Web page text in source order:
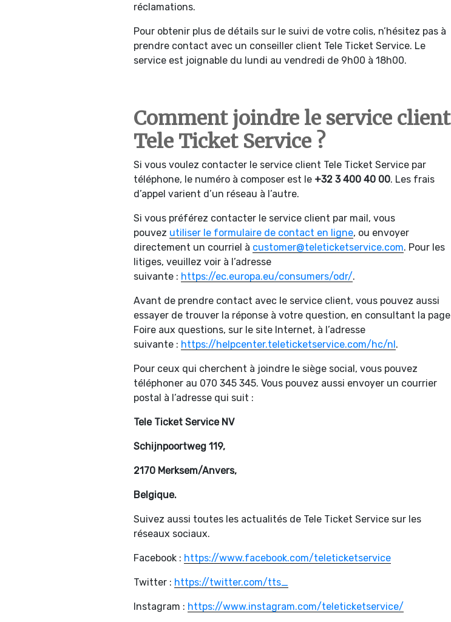
réclamations.
Pour obtenir plus de détails sur le suivi de votre colis, n’hésitez pas à
prendre contact avec un conseiller client Tele Ticket Service. Le
service est joignable du lundi au vendredi de 9h00 à 18h00.
Comment joindre le service client
Tele Ticket Service ?
Si vous voulez contacter le service client Tele Ticket Service par
téléphone, le numéro à composer est le +32 3 400 40 00. Les frais
d’appel varient d’un réseau à l’autre.
Si vous préférez contacter le service client par mail, vous
pouvez utiliser le formulaire de contact en ligne, ou envoyer
directement un courriel à customer@teleticketservice.com. Pour les
litiges, veuillez voir à l’adresse
suivante : https://ec.europa.eu/consumers/odr/.
Avant de prendre contact avec le service client, vous pouvez aussi
essayer de trouver la réponse à votre question, en consultant la page
Foire aux questions, sur le site Internet, à l’adresse
suivante : https://helpcenter.teleticketservice.com/hc/nl .
Pour ceux qui cherchent à joindre le siège social, vous pouvez
téléphoner au 070 345 345. Vous pouvez aussi envoyer un courrier
postal à l’adresse qui suit :
Tele Ticket Service NV
Schijnpoortweg 119,
2170 Merksem/Anvers,
Belgique.
Suivez aussi toutes les actualités de Tele Ticket Service sur les
réseaux sociaux.
Facebook : https://www.facebook.com/teleticketservice
Twitter : https://twitter.com/tts_
Instagram : https://www.instagram.com/teleticketservice/